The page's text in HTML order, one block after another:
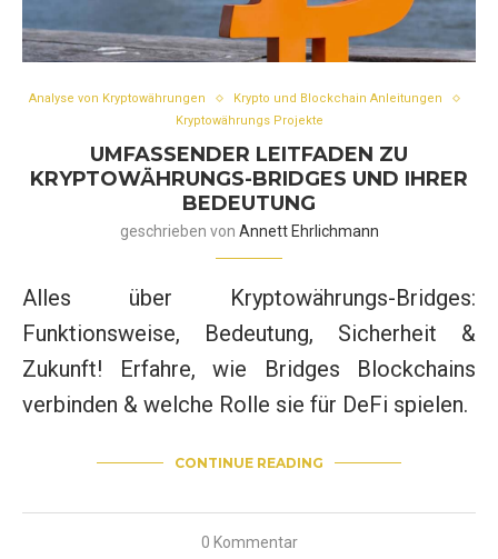
Analyse von Kryptowährungen
Krypto und Blockchain Anleitungen
Kryptowährungs Projekte
UMFASSENDER LEITFADEN ZU
KRYPTOWÄHRUNGS-BRIDGES UND IHRER
BEDEUTUNG
geschrieben von Annett Ehrlichmann
Alles über Kryptowährungs-Bridges:
Funktionsweise, Bedeutung, Sicherheit &
Zukunft! Erfahre, wie Bridges Blockchains
verbinden & welche Rolle sie für DeFi spielen.
CONTINUE READING
0 Kommentar